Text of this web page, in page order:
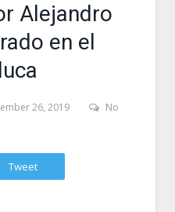
Alejandro
en el
26, 2019
No
Tweet